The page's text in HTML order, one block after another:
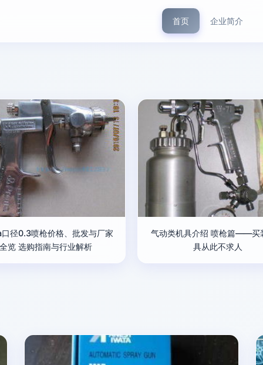
首页 企业简介
径0.3喷枪价格、批发与厂家
览 选购指南与行业解析
气动类机具介绍 喷枪篇——买
具从此不求人